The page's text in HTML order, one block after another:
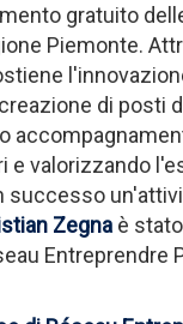
gratuito
Piemonte.
di posti
e valorizzando
successo
Zegna è
Entreprendre